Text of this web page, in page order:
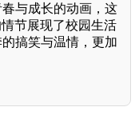
与成长的动画，这
节展现了校园生活
搞笑与温情，更加